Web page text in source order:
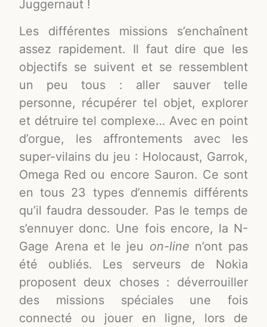
Juggernaut !
Les différentes missions s’enchaînent
assez rapidement. Il faut dire que les
objectifs se suivent et se ressemblent
un peu tous : aller sauver telle
personne, récupérer tel objet, explorer
et détruire tel complexe… Avec en point
d’orgue, les affrontements avec les
super-vilains du jeu : Holocaust, Garrok,
Omega Red ou encore Sauron. Ce sont
en tous 23 types d’ennemis différents
qu’il faudra dessouder. Pas le temps de
s’ennuyer donc. Une fois encore, la N-
Gage Arena et le jeu on-line n’ont pas
été oubliés. Les serveurs de Nokia
proposent deux choses : déverrouiller
des missions spéciales une fois
connecté ou jouer en ligne, lors de